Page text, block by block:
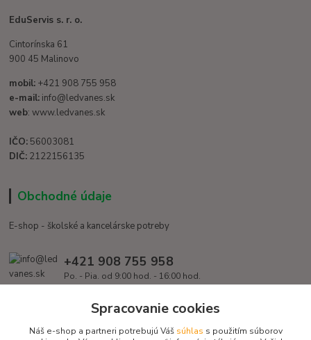
EduServis s. r. o.
Cintorínska 61
900 45 Malinovo
mobil: +421 908 755 958
e-mail: info@ledvanes.sk
web: www.ledvanes.sk
IČO: 56003081
DIČ: 2122156135
Obchodné údaje
E-shop - školské a kancelárske potreby
+421 908 755 958
Po. - Pia. od 9:00 hod. - 16:00 hod.
info@ledvanes.skSpracovanie cookies
Náš e-shop a partneri potrebujú Váš súhlas s použitím súborov